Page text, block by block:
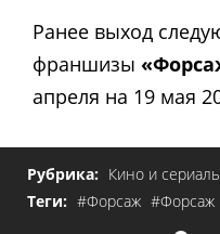
Ранее выход
франшизы
апреля на 19 мая
Рубрика: Кино и сериалы
Теги: #Форсаж #Форсаж